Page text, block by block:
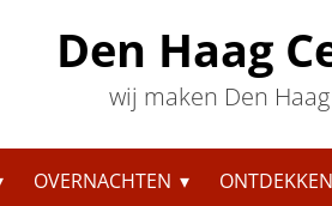
Den Haag
wij maken Den
OVERNACHTEN ONTDEKKEN